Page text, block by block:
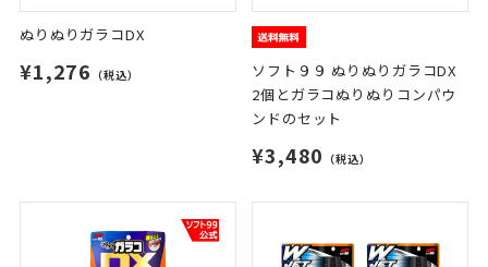
ぬりぬりガラコDX
¥1,276 （税込）
ソフト９９ ぬりぬりガラコDX
2個とガラコぬりぬりコンパウ
ンドのセット
¥3,480 （税込）